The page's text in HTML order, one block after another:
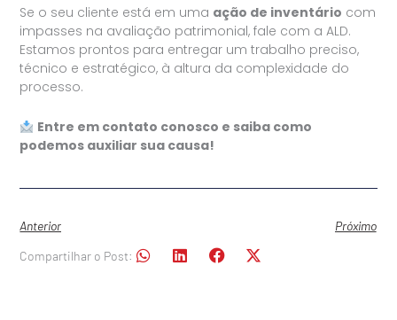
Se o seu cliente está em uma ação de inventário com
impasses na avaliação patrimonial, fale com a ALD.
Estamos prontos para entregar um trabalho preciso,
técnico e estratégico, à altura da complexidade do
processo.
Entre em contato conosco e saiba como
podemos auxiliar sua causa!
Anterior
Próximo
Compartilhar o Post: